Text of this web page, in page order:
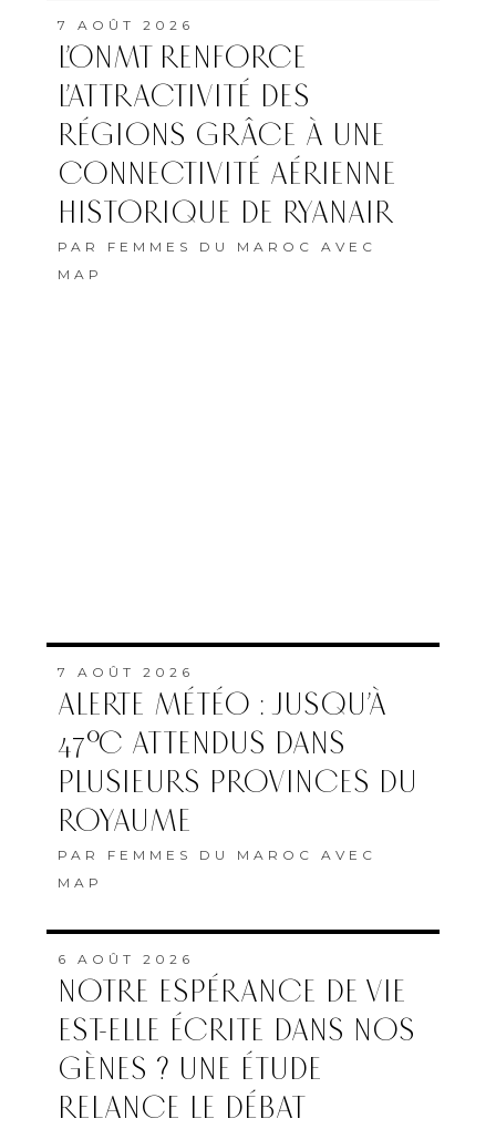
7 AOÛT 2026
L’ONMT RENFORCE
L’ATTRACTIVITÉ DES
RÉGIONS GRÂCE À UNE
CONNECTIVITÉ AÉRIENNE
HISTORIQUE DE RYANAIR
PAR FEMMES DU MAROC AVEC
MAP
7 AOÛT 2026
ALERTE MÉTÉO : JUSQU’À
47°C ATTENDUS DANS
PLUSIEURS PROVINCES DU
ROYAUME
PAR FEMMES DU MAROC AVEC
MAP
6 AOÛT 2026
NOTRE ESPÉRANCE DE VIE
EST-ELLE ÉCRITE DANS NOS
GÈNES ? UNE ÉTUDE
RELANCE LE DÉBAT